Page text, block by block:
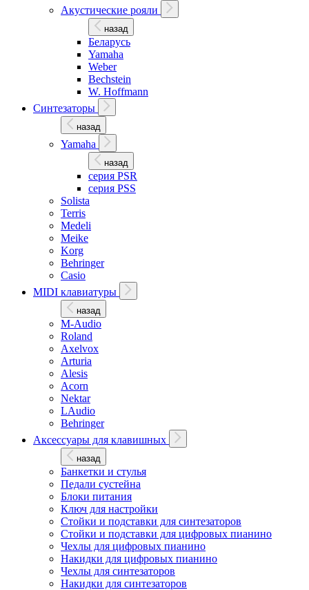
Акустические рояли
назад
Беларусь
Yamaha
Weber
Bechstein
W. Hoffmann
Синтезаторы
назад
Yamaha
назад
серия PSR
серия PSS
Solista
Terris
Medeli
Meike
Korg
Behringer
Casio
MIDI клавиатуры
назад
M-Audio
Roland
Axelvox
Arturia
Alesis
Acorn
Nektar
LAudio
Behringer
Аксессуары для клавишных
назад
Банкетки и стулья
Педали сустейна
Блоки питания
Ключ для настройки
Стойки и подставки для синтезаторов
Стойки и подставки для цифровых пианино
Чехлы для цифровых пианино
Накидки для цифровых пианино
Чехлы для синтезаторов
Накидки для синтезаторов